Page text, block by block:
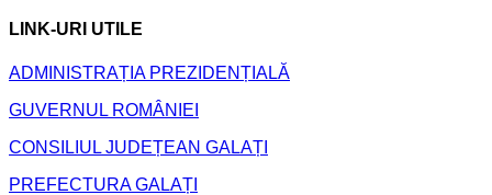
LINK-URI UTILE
ADMINISTRAȚIA PREZIDENȚIALĂ
GUVERNUL ROMÂNIEI
CONSILIUL JUDEȚEAN GALAȚI
PREFECTURA GALAȚI